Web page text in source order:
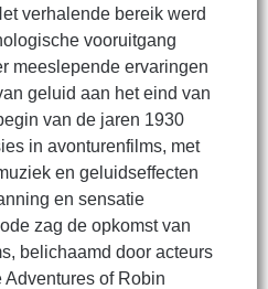
verhalende bereik werd
vooruitgang
meeslepende ervaringen
geluid aan het eind van
van de jaren 1930
in avonturenfilms, met
en geluidseffecten
en sensatie
zag de opkomst van
belichaamd door acteurs
Adventures of Robin